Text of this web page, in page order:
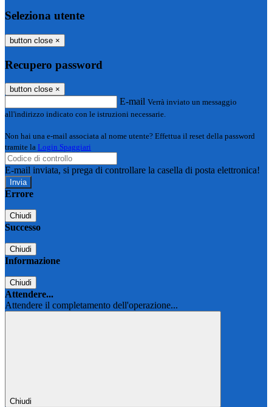
Seleziona utente
button close ×
Recupero password
button close ×
E-mail Verrà inviato un messaggio
all'indirizzo indicato con le istruzioni necessarie.
Non hai una e-mail associata al nome utente? Effettua il reset della password
tramite la Login Spaggiari
E-mail inviata, si prega di controllare la casella di posta elettronica!
Errore
Chiudi
Successo
Chiudi
Informazione
Chiudi
Attendere...
Attendere il completamento dell'operazione...
Chiudi